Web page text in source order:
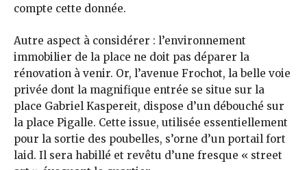
compte cette donnée.
Autre aspect à considérer : l’environnement
immobilier de la place ne doit pas déparer la
rénovation à venir. Or, l’avenue Frochot, la belle voie
privée dont la magnifique entrée se situe sur la
place Gabriel Kaspereit, dispose d’un débouché sur
la place Pigalle. Cette issue, utilisée essentiellement
pour la sortie des poubelles, s’orne d’un portail fort
laid. Il sera habillé et revêtu d’une fresque « street